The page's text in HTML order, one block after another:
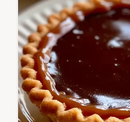
lait maison. Ces
moelleux sont top.